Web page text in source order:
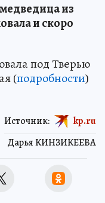
из
и скоро
под Тверью
(подробности)
Дарья КИНЗИКЕЕВА
Источник: kp.ru